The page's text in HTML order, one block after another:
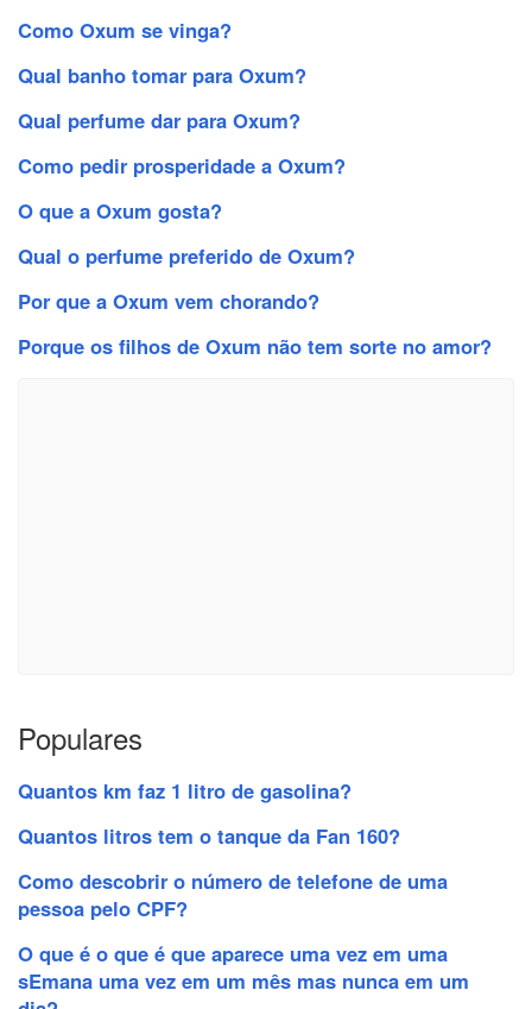
Como Oxum se vinga?
Qual banho tomar para Oxum?
Qual perfume dar para Oxum?
Como pedir prosperidade a Oxum?
O que a Oxum gosta?
Qual o perfume preferido de Oxum?
Por que a Oxum vem chorando?
Porque os filhos de Oxum não tem sorte no amor?
Populares
Quantos km faz 1 litro de gasolina?
Quantos litros tem o tanque da Fan 160?
Como descobrir o número de telefone de uma
pessoa pelo CPF?
O que é o que é que aparece uma vez em uma
sEmana uma vez em um mês mas nunca em um